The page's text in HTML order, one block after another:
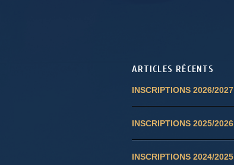
ARTICLES RÉCENTS
INSCRIPTIONS 2026/2027
INSCRIPTIONS 2025/2026
INSCRIPTIONS 2024/2025